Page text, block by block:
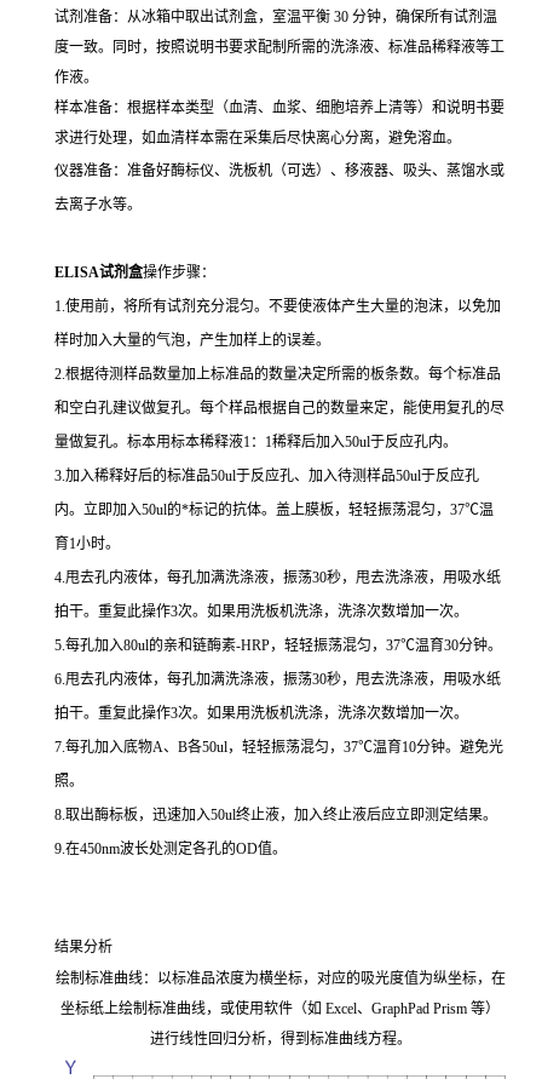
试剂准备：从冰箱中取出试剂盒，室温平衡 30 分钟，确保所有试剂温
度一致。同时，按照说明书要求配制所需的洗涤液、标准品稀释液等工
作液。
样本准备：根据样本类型（血清、血浆、细胞培养上清等）和说明书要
求进行处理，如血清样本需在采集后尽快离心分离，避免溶血。
仪器准备：准备好酶标仪、洗板机（可选）、移液器、吸头、蒸馏水或
去离子水等。
ELISA试剂盒操作步骤：
1.使用前，将所有试剂充分混匀。不要使液体产生大量的泡沫，以免加
样时加入大量的气泡，产生加样上的误差。
2.根据待测样品数量加上标准品的数量决定所需的板条数。每个标准品
和空白孔建议做复孔。每个样品根据自己的数量来定，能使用复孔的尽
量做复孔。标本用标本稀释液1：1稀释后加入50ul于反应孔内。
3.加入稀释好后的标准品50ul于反应孔、加入待测样品50ul于反应孔
内。立即加入50ul的*标记的抗体。盖上膜板，轻轻振荡混匀，37℃温
育1小时。
4.甩去孔内液体，每孔加满洗涤液，振荡30秒，甩去洗涤液，用吸水纸
拍干。重复此操作3次。如果用洗板机洗涤，洗涤次数增加一次。
5.每孔加入80ul的亲和链酶素-HRP，轻轻振荡混匀，37℃温育30分钟。
6.甩去孔内液体，每孔加满洗涤液，振荡30秒，甩去洗涤液，用吸水纸
拍干。重复此操作3次。如果用洗板机洗涤，洗涤次数增加一次。
7.每孔加入底物A、B各50ul，轻轻振荡混匀，37℃温育10分钟。避免光
照。
8.取出酶标板，迅速加入50ul终止液，加入终止液后应立即测定结果。
9.在450nm波长处测定各孔的OD值。
结果分析
绘制标准曲线：以标准品浓度为横坐标，对应的吸光度值为纵坐标，在
坐标纸上绘制标准曲线，或使用软件（如 Excel、GraphPad Prism 等）
进行线性回归分析，得到标准曲线方程。